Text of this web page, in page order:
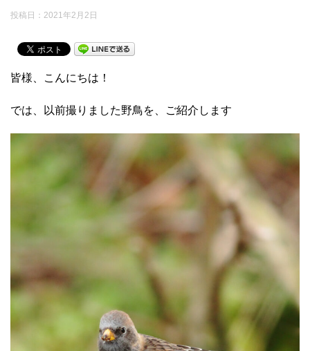
投稿日： 2021年2月2日
皆様、こんにちは！
では、以前撮りました野鳥を、ご紹介します